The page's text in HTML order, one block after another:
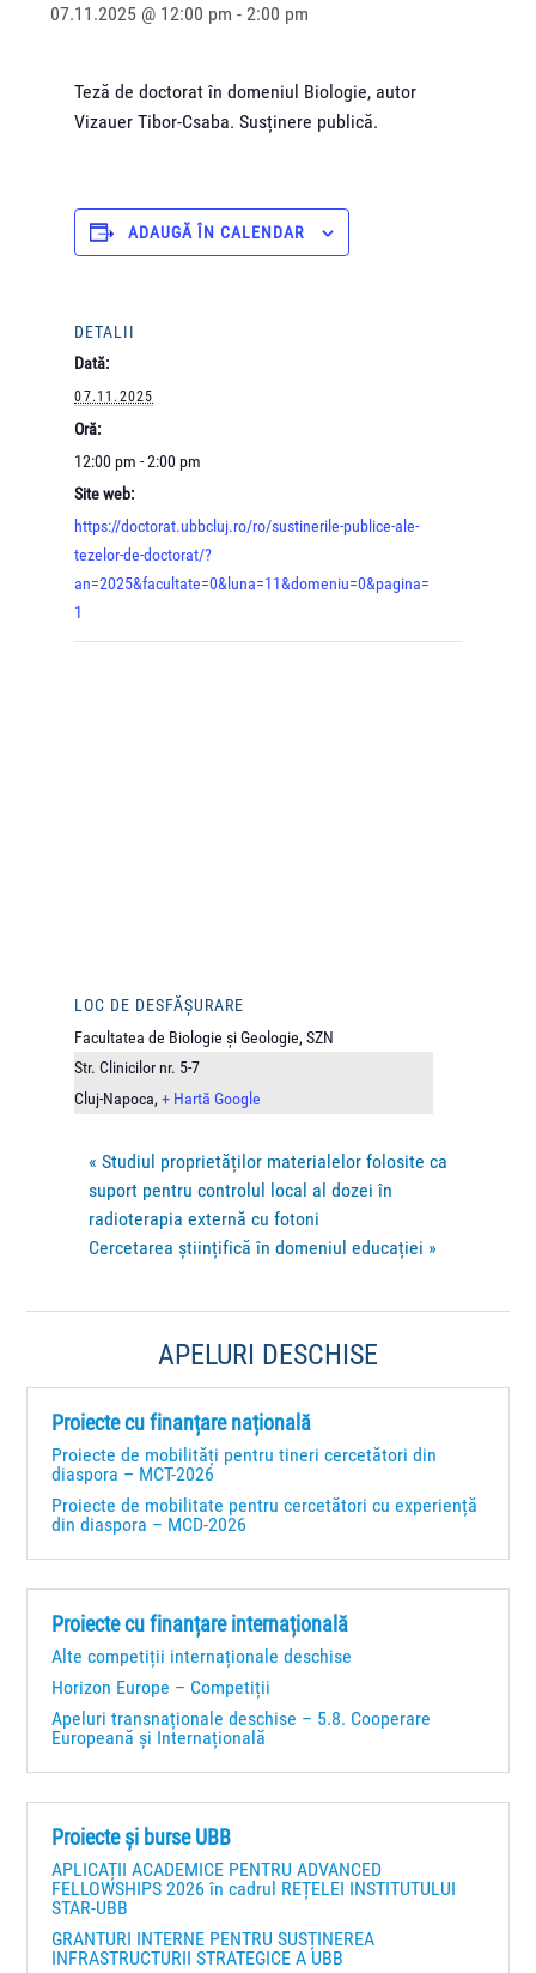
07.11.2025 @ 12:00 pm - 2:00 pm
Teză de doctorat în domeniul Biologie, autor
Vizauer Tibor-Csaba. Susținere publică.
ADAUGĂ ÎN CALENDAR
DETALII
Dată:
07.11.2025
Oră:
12:00 pm - 2:00 pm
Site web:
https://doctorat.ubbcluj.ro/ro/sustinerile-publice-ale-
tezelor-de-doctorat/?
an=2025&facultate=0&luna=11&domeniu=0&pagina=
1
LOC DE DESFĂȘURARE
Facultatea de Biologie și Geologie, SZN
Str. Clinicilor nr. 5-7
Cluj-Napoca, + Hartă Google
« Studiul proprietăților materialelor folosite ca
suport pentru controlul local al dozei în
radioterapia externă cu fotoni
Cercetarea științifică în domeniul educației »
APELURI DESCHISE
Proiecte cu finanțare națională
Proiecte de mobilități pentru tineri cercetători din
diaspora – MCT-2026
Proiecte de mobilitate pentru cercetători cu experiență
din diaspora – MCD-2026
Proiecte cu finanțare internațională
Alte competiții internaționale deschise
Horizon Europe – Competiții
Apeluri transnaționale deschise – 5.8. Cooperare
Europeană și Internațională
Proiecte și burse UBB
APLICAȚII ACADEMICE PENTRU ADVANCED
FELLOWSHIPS 2026 în cadrul REȚELEI INSTITUTULUI
STAR-UBB
GRANTURI INTERNE PENTRU SUSȚINEREA
INFRASTRUCTURII STRATEGICE A UBB